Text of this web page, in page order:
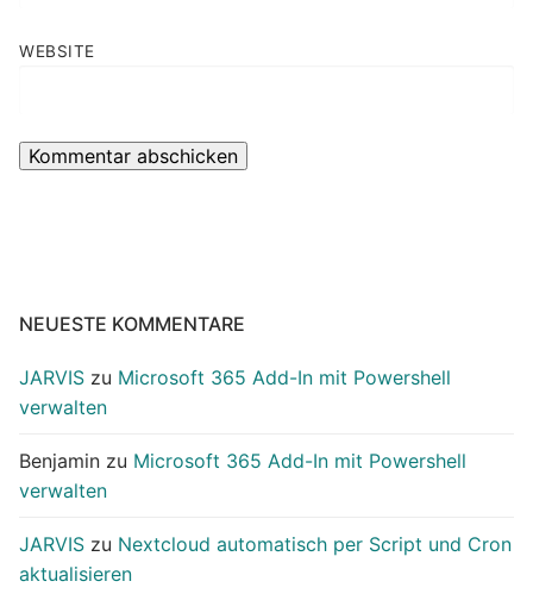
WEBSITE
NEUESTE KOMMENTARE
JARVIS zu Microsoft 365 Add-In mit Powershell
verwalten
Benjamin zu Microsoft 365 Add-In mit Powershell
verwalten
JARVIS zu Nextcloud automatisch per Script und Cron
aktualisieren